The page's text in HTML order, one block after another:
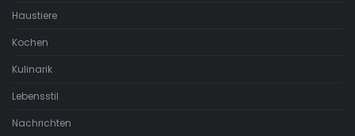
Haustiere
Kochen
Kulinarik
Lebensstil
Nachrichten